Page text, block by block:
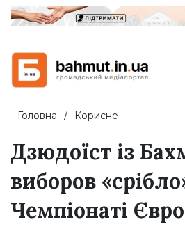
Головна Корисне
Дзюдоїст із
виборов
Чемпіонаті